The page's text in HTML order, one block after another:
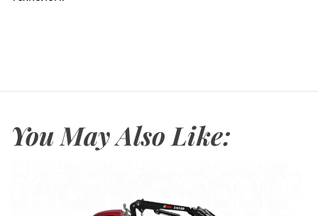
You May Also Like: